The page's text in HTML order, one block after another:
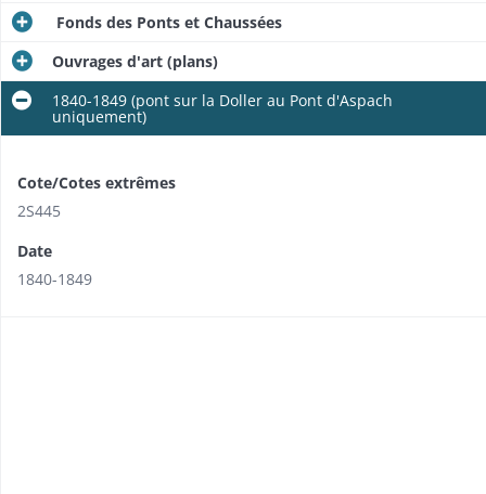
Fonds des Ponts et Chaussées
Ouvrages d'art (plans)
1840-1849 (pont sur la Doller au Pont d'Aspach
uniquement)
Cote/Cotes extrêmes
2S445
Date
1840-1849